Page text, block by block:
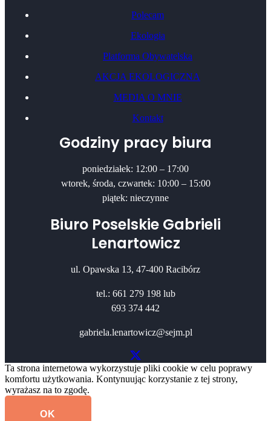
Polecam
Ekologia
Platforma Obywatelska
AKCJA EKOLOGICZNA
MEDIA O MNIE
Kontakt
Godziny pracy biura
poniedziałek: 12:00 – 17:00
wtorek, środa, czwartek: 10:00 – 15:00
piątek: nieczynne
Biuro Poselskie Gabrieli
Lenartowicz
ul. Opawska 13, 47-400 Racibórz
tel.: 661 279 198 lub
693 374 442
gabriela.lenartowicz@sejm.pl
Ta strona internetowa wykorzystuje pliki cookie w celu poprawy
komfortu użytkowania. Kontynuując korzystanie z tej strony,
wyrażasz na to zgodę.
OK